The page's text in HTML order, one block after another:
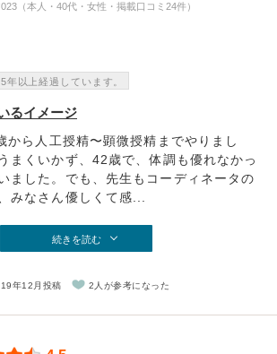
（本人・40代・女性・掲載口コミ24件）
年以上経過しています。
るイメージ
から人工授精〜顕微授精までやりまし
まくいかず、42歳で、体調も優れなかっ
ました。でも、先生もコーディネータの
みなさん優しくて感...
続きを読む
年12月投稿 2人が参考になった